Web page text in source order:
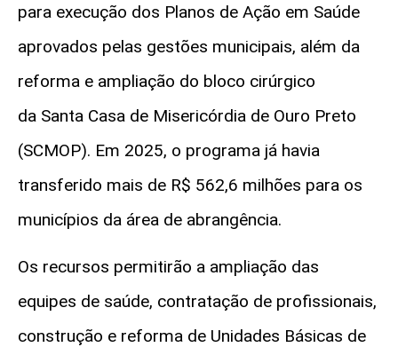
para execução dos Planos de Ação em Saúde
aprovados pelas gestões municipais, além da
reforma e ampliação do bloco cirúrgico
da Santa Casa de Misericórdia de Ouro Preto
(SCMOP). Em 2025, o programa já havia
transferido mais de R$ 562,6 milhões para os
municípios da área de abrangência.
Os recursos permitirão a ampliação das
equipes de saúde, contratação de profissionais,
construção e reforma de Unidades Básicas de